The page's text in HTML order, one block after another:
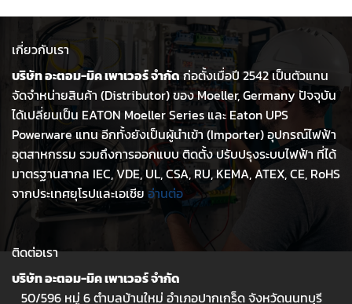
เกี่ยวกับเรา
บริษัท อะตอม-มิค เพาเวอร์ จำกัด ก่อตั้งเมื่อปี 2542 เป็นตัวแทน
จัดจำหน่ายสินค้า (Distributor) ของ Moeller, Germany ปัจจุบัน
ได้เปลี่ยนเป็น EATON Moeller Series และ Eaton UPS
Powerware แทน อีกทั้งยังเป็นผู้นำเข้า (Importer) อุปกรณ์ไฟฟ้า
อุตสาหกรรม รวมถึงการออกแบบ ติดตั้ง ปรับปรุงระบบไฟฟ้า ที่ได้
มาตรฐานสากล IEC, VDE, UL, CSA, RU, KEMA, ATEX, CE, RoHS
จากประเทศยุโรปและเอเชียอ่านต่อ
ติดต่อเรา
บริษัท อะตอม-มิค เพาเวอร์ จำกัด
50/596 หมู่ 6 ตำบลบ้านใหม่ อำเภอปากเกร็ด จังหวัดนนทบุรี